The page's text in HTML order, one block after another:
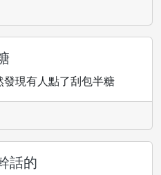
現有人點了刮包半糖
話的